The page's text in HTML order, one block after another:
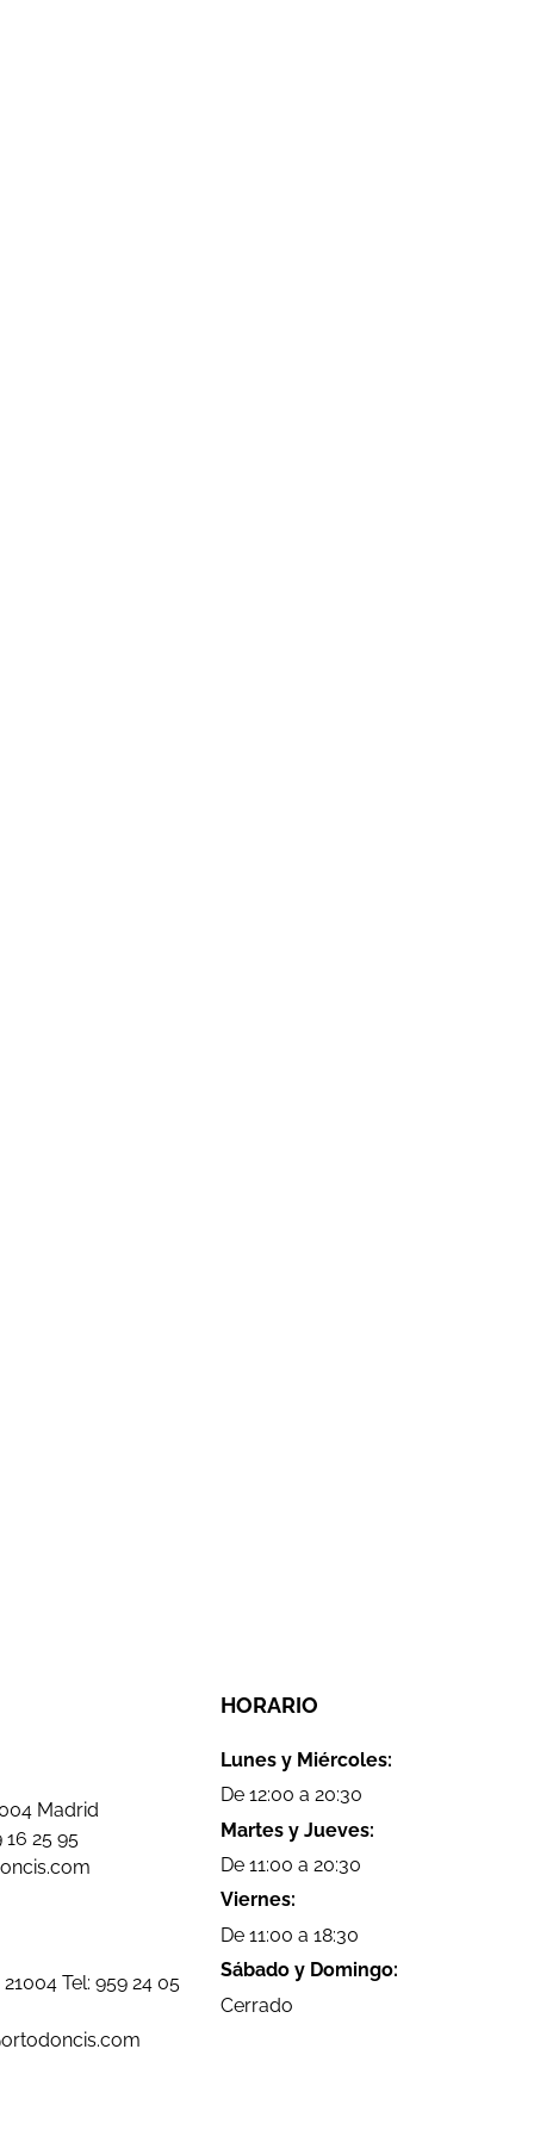
Madrid
16 25 95
Tel: 959 24 05
HORARIO
Lunes y Miércoles:
De 12:00 a 20:30
Martes y Jueves:
De 11:00 a 20:30
Viernes:
De 11:00 a 18:30
Sábado y Domingo:
Cerrado